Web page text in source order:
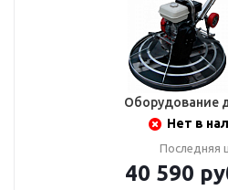
Оборудование
Нет в
Последняя
40 590